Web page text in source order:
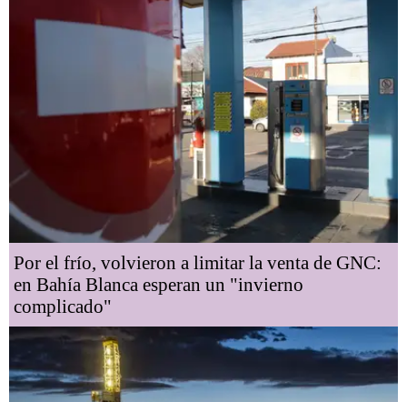
Por el frío, volvieron a limitar la venta de GNC:
en Bahía Blanca esperan un "invierno
complicado"